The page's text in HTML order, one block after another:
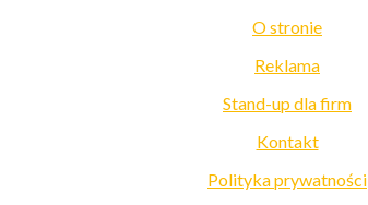
O stronie
Reklama
Stand-up dla firm
Kontakt
Polityka prywatności